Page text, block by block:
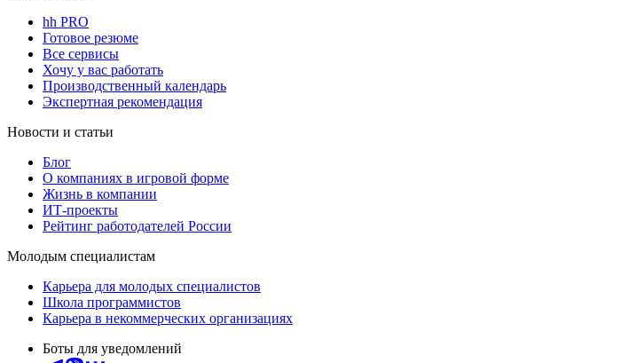
hh PRO
Готовое резюме
Все сервисы
Хочу у вас работать
Производственный календарь
Экспертная рекомендация
Новости и статьи
Блог
О компаниях в игровой форме
Жизнь в компании
ИТ-проекты
Рейтинг работодателей России
Молодым специалистам
Карьера для молодых специалистов
Школа программистов
Карьера в некоммерческих организациях
Боты для уведомлений